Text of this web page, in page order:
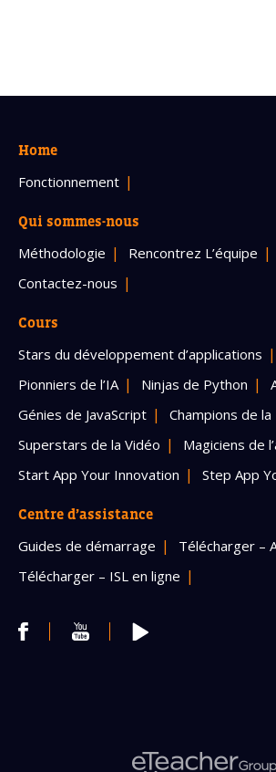
Home
Fonctionnement
Qui sommes-nous
Méthodologie Rencontrez L’équipe
Contactez-nous
Cours
Stars du développement d’applications
Pionniers de l’IA
Ninjas de Python
Génies de JavaScript
Champions de
Superstars de la Vidéo
Magiciens de
Start App Your Innovation
Step App
Centre d’assistance
Guides de démarrage
Télécharger –
Télécharger – ISL en ligne